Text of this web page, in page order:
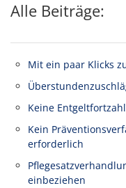
Alle Beiträge:
Mit ein paar Klicks
Keine
Kein
erforderlich
einbeziehen